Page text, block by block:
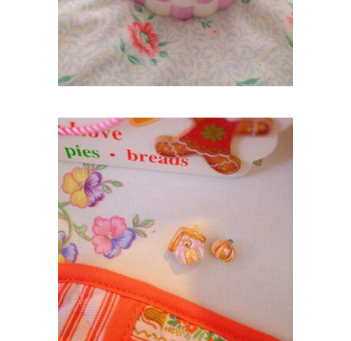
MAGNET LOT PETITE MAISON ET
14,90€
AJOUTER AU PANIER